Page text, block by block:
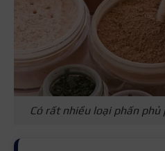
Có rất nhiều loại phấn